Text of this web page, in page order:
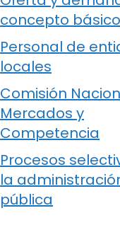
concepto básico
Personal de
locales
Comisión
Mercados y
Competencia
Procesos
la
pública